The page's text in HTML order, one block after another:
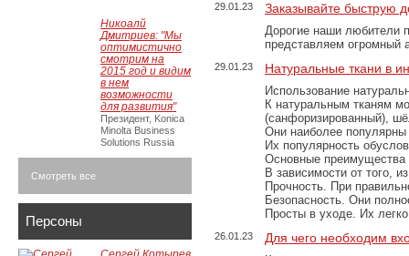
29.01.23 Заказывайте быструю
Дорогие наши любители
представляем огромный
29.01.23 Натуральные ткани в
Использование
К натуральным тканям
(санфоризированный),
Они наиболее популярны
Их популярность
Основные преимущества
В зависимости от того,
Прочность. При
Безопасность. Они
Просты в уходе. Их
26.01.23 Для чего необходим
Никоалй
Дмитриев: "Мы
оптимистично
смотрим на
2015 год и видим
в нем
возможности
для развития"
Президент, Konica
Minolta Business
Solutions Russia
Смотреть все
Персоны